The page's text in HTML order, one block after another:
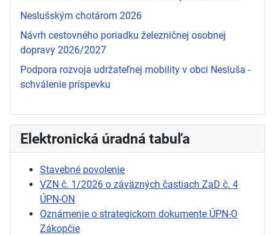
Neslušským chotárom 2026
Návrh cestovného poriadku železničnej osobnej
dopravy 2026/2027
Podpora rozvoja udržateľnej mobility v obci Nesluša -
schválenie príspevku
Elektronická úradná tabuľa
Stavebné povolenie
VZN č. 1/2026 o záväzných častiach ZaD č. 4
ÚPN-ON
Oznámenie o strategickom dokumente ÚPN-O
Zákopčie